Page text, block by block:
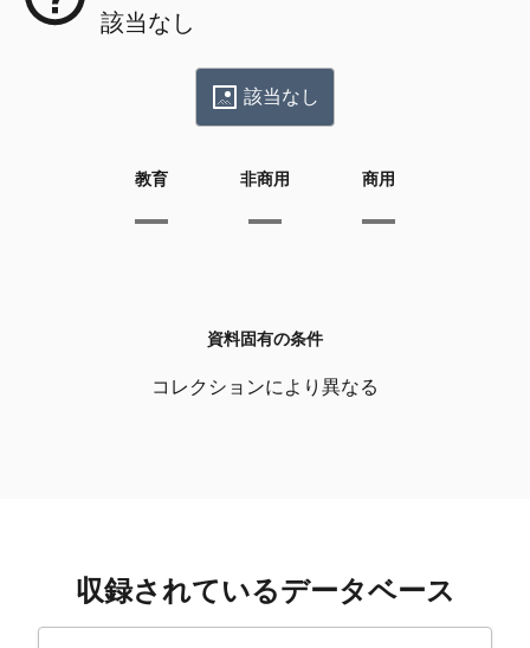
該当なし
該当なし
教育 非商用 商用
資料固有の条件
コレクションにより異なる
収録されているデータベース